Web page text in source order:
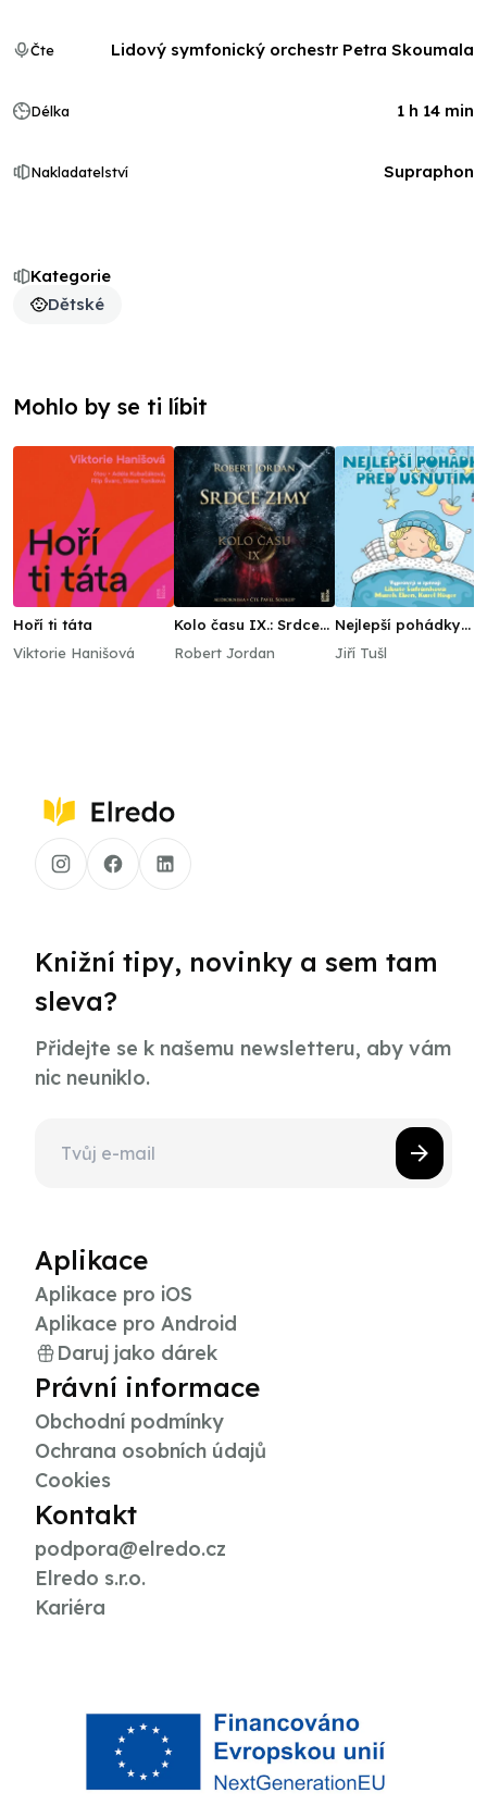
Kategorie
Dětské
Čte Lidový symfonický orchestr Petra Skoumala
Délka 1 h 14 min
Nakladatelství Supraphon
Mohlo by se ti líbit
Hoří ti táta
Viktorie Hanišová
Kolo času IX.: Srdce
Robert Jordan
Nejlepší pohádky
Jiří Tušl
Knižní tipy, novinky a sem tam
sleva?
Přidejte se k našemu newsletteru, aby vám
nic neuniklo.
Aplikace
Aplikace pro iOS
Aplikace pro Android
Daruj jako dárek
Právní informace
Obchodní podmínky
Ochrana osobních údajů
Cookies
Kontakt
podpora@elredo.cz
Elredo s.r.o.
Kariéra